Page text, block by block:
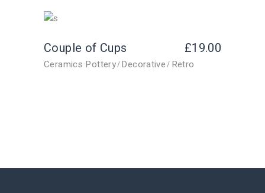
Couple of Cups £19.00
Ceramics Pottery Decorative Retro